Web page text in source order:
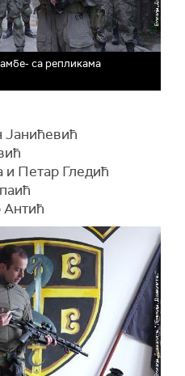
са репликама
Јанићевић
и Петар Гледић
Антић